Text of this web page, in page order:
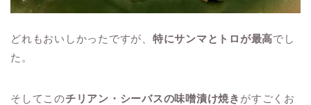
どれもおいしかったですが、 特にサンマとトロが最高でし
た。
そしてこのチリアン・シーバスの味噌漬け焼き がすごくお